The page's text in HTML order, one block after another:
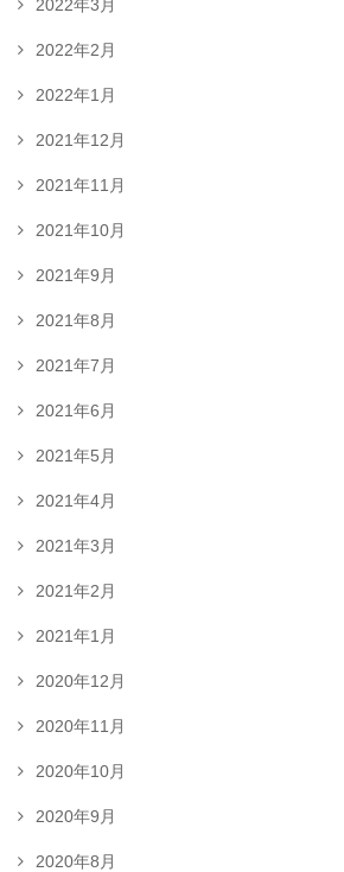
2022年3月
2022年2月
2022年1月
2021年12月
2021年11月
2021年10月
2021年9月
2021年8月
2021年7月
2021年6月
2021年5月
2021年4月
2021年3月
2021年2月
2021年1月
2020年12月
2020年11月
2020年10月
2020年9月
2020年8月